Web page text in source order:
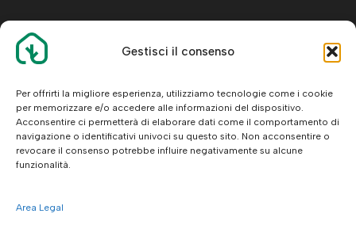
Gestisci il consenso
Per offrirti la migliore esperienza, utilizziamo tecnologie come i cookie
per memorizzare e/o accedere alle informazioni del dispositivo.
Acconsentire ci permetterà di elaborare dati come il comportamento di
navigazione o identificativi univoci su questo sito. Non acconsentire o
revocare il consenso potrebbe influire negativamente su alcune
funzionalità.
Area Legal
ALTRE INFO
Legal
© 2026 De.Co.Am. Srl